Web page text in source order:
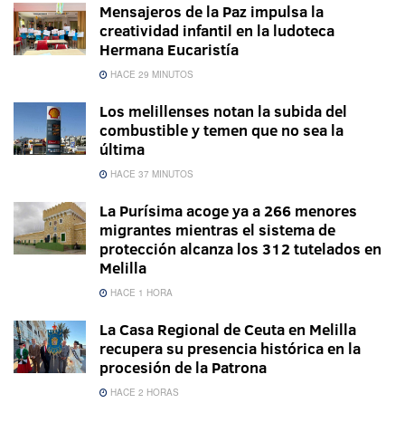
Mensajeros de la Paz impulsa la
creatividad infantil en la ludoteca
Hermana Eucaristía
HACE 29 MINUTOS
Los melillenses notan la subida del
combustible y temen que no sea la
última
HACE 37 MINUTOS
La Purísima acoge ya a 266 menores
migrantes mientras el sistema de
protección alcanza los 312 tutelados en
Melilla
HACE 1 HORA
La Casa Regional de Ceuta en Melilla
recupera su presencia histórica en la
procesión de la Patrona
HACE 2 HORAS